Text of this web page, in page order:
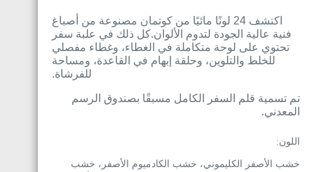
اكتشف 24 لونًا مائيًا من كوتمان مصنوعة من أصباغ
فنية عالية الجودة لتدوم الألوان.كل ذلك في علبة سفر
تحتوي على لوحة متكاملة في الغطاء، وغطاء مفصلي
للخلط والتلوين، وحلقة إبهام في القاعدة، ومساحة
للفرشاة.
تم تسمية قلم السفر الكامل مسبقًا بصندوق الرسم
المعدني.
اللون:
خشب الأصفر الكليموني، خشب الكادميوم الأصفر، خشب